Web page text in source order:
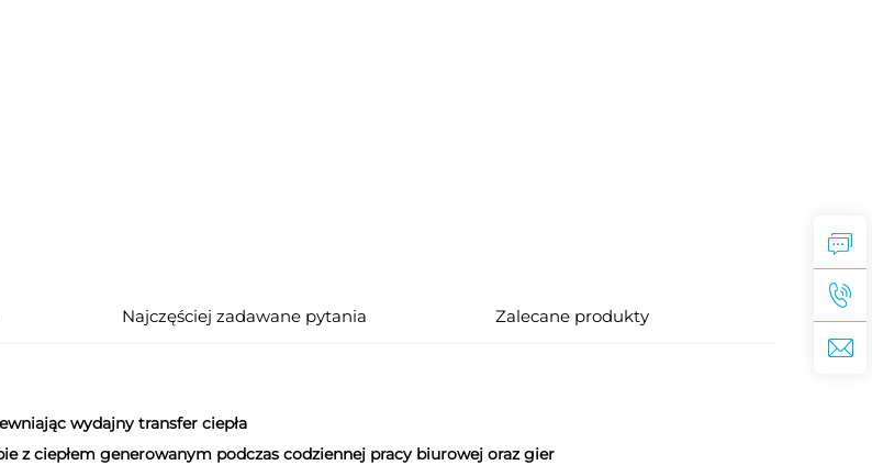
Najczęściej zadawane pytania Zalecane produkty
wydajny transfer ciepła
z ciepłem generowanym podczas codziennej pracy biurowej oraz gier